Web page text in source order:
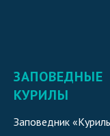
ЗАПОВЕДНЫЕ
КУРИЛЫ
Заповедник